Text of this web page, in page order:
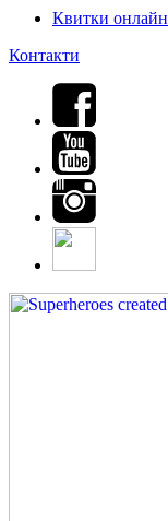
Квитки онлайн
Контакти